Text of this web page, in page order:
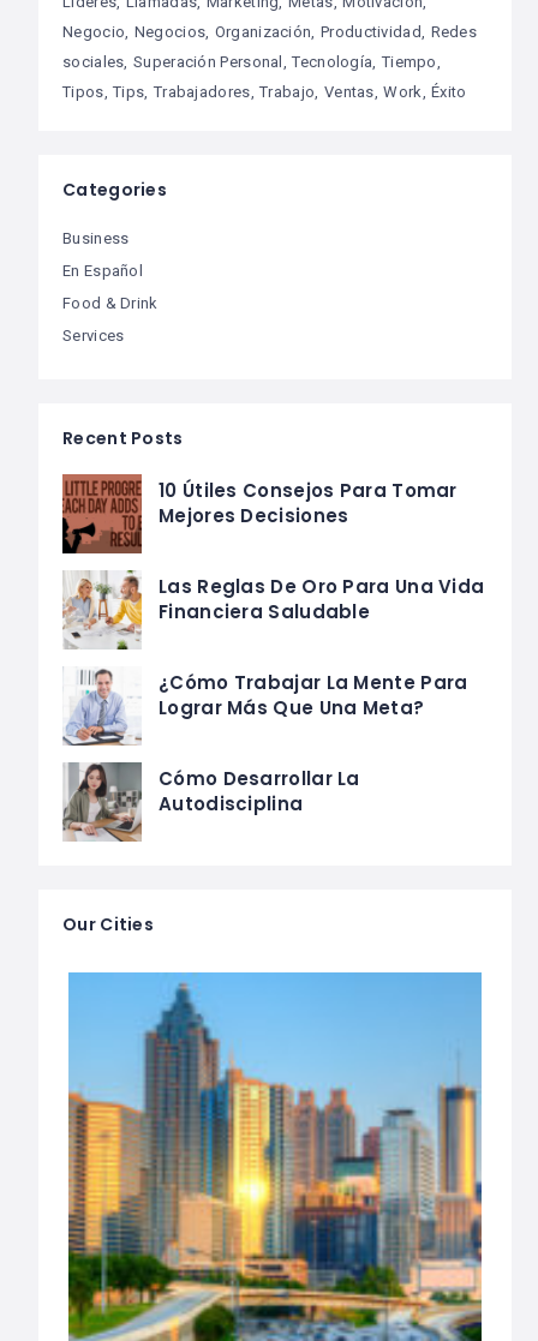
Negocio Negocios Organización Productividad Redes
sociales Superación Personal Tecnología Tiempo
Tipos Tips Trabajadores Trabajo Ventas Work Éxito
Categories
Business
En Español
Food & Drink
Services
Recent Posts
10 Útiles Consejos Para Tomar
Mejores Decisiones
Las Reglas De Oro Para Una Vida
Financiera Saludable
¿Cómo Trabajar La Mente Para
Lograr Más Que Una Meta?
Cómo Desarrollar La
Autodisciplina
Our Cities